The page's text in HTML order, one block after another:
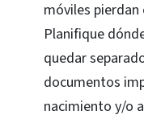
móviles
Planifique
quedar
documentos
nacimiento y/o